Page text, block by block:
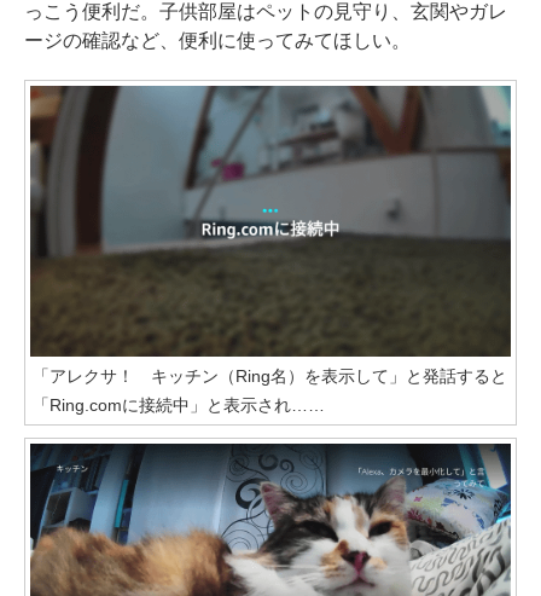
っこう便利だ。子供部屋はペットの見守り、玄関やガレ
ージの確認など、便利に使ってみてほしい。
「アレクサ！ キッチン（Ring名）を表示して」と発話すると
「Ring.comに接続中」と表示され……